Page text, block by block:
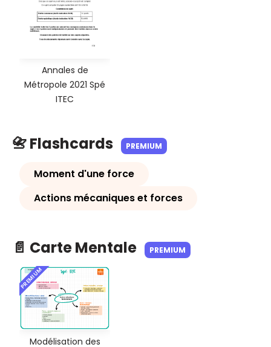
Annales de
Métropole 2021 Spé
ITEC
📇 Flashcards PREMIUM
Moment d'une force
Actions mécaniques et forces
📄 Carte Mentale PREMIUM
PREMIUM
Modélisation des